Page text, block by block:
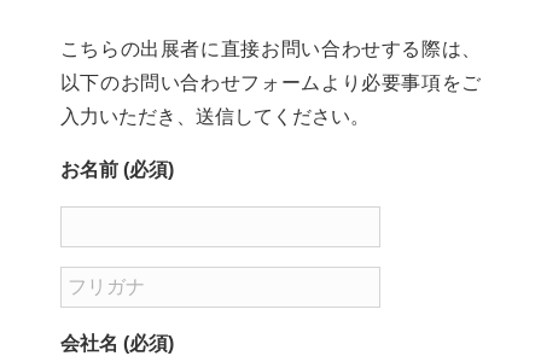
こちらの出展者に直接お問い合わせする際は、
以下のお問い合わせフォームより必要事項をご
入力いただき、送信してください。
お名前 (必須)
会社名 (必須)